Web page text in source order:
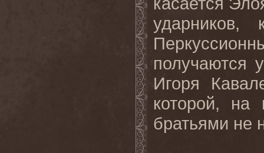
ударников,
получаются
Игоря
которой,
братьями не